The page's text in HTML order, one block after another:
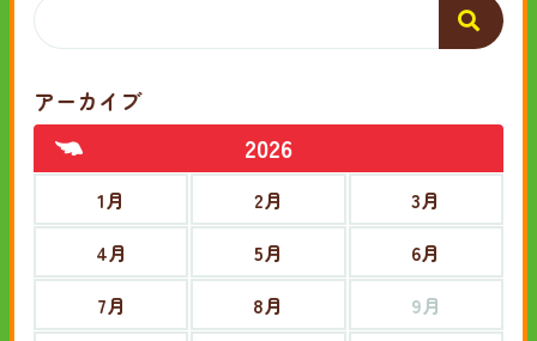
アーカイブ
2026
1月 2月
3月
4月
5月
6月
7月
8月
9月